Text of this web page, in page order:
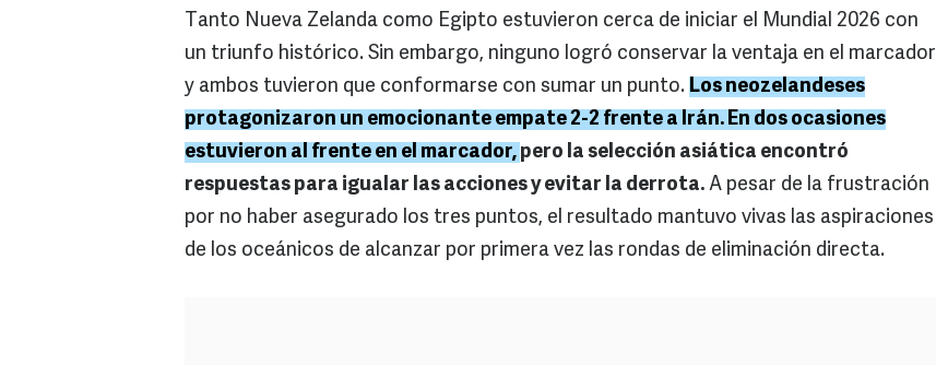
Tanto Nueva Zelanda como Egipto estuvieron cerca de iniciar el Mundial 2026 con
un triunfo histórico. Sin embargo, ninguno logró conservar la ventaja en el marcador
y ambos tuvieron que conformarse con sumar un punto. Los neozelandeses
protagonizaron un emocionante empate 2-2 frente a Irán. En dos ocasiones
estuvieron al frente en el marcador, pero la selección asiática encontró
respuestas para igualar las acciones y evitar la derrota. A pesar de la frustración
por no haber asegurado los tres puntos, el resultado mantuvo vivas las aspiraciones
de los oceánicos de alcanzar por primera vez las rondas de eliminación directa.